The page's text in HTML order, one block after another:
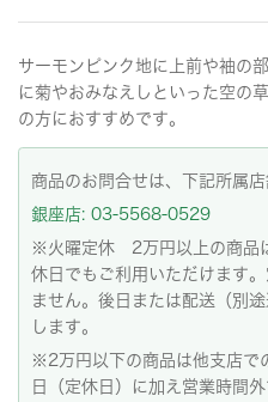
サーモンピンク地に上前や袖の
に菊やおみなえしといった空の
の方におすすめです。
商品のお問合せは、下記所属店
銀座店: 03-5568-0529
※火曜定休 2万円以上の商品
休日でもご利用いただけます
ません。後日または配送（別
します。
※2万円以下の商品は他支店で
日（定休日）に加え営業時間